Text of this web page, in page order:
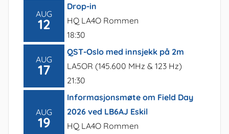
AUG
12
Drop-in
HQ LA4O Rommen
18:30
AUG
17
QST-Oslo med innsjekk på 2m
LA5OR (145.600 MHz & 123 Hz)
21:30
AUG
19
Informasjonsmøte om Field Day
2026 ved LB6AJ Eskil
HQ LA4O Rommen